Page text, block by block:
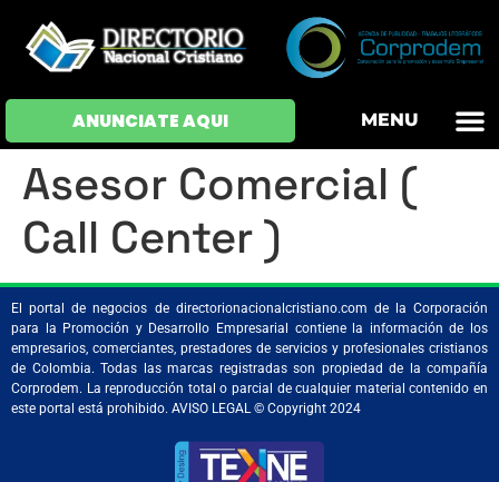
ANUNCIATE AQUI MENU
Asesor Comercial (
Call Center )
El portal de negocios de directorionacionalcristiano.com de la Corporación
para la Promoción y Desarrollo Empresarial contiene la información de los
empresarios, comerciantes, prestadores de servicios y profesionales cristianos
de Colombia. Todas las marcas registradas son propiedad de la compañía
Corprodem. La reproducción total o parcial de cualquier material contenido en
este portal está prohibido. AVISO LEGAL © Copyright 2024